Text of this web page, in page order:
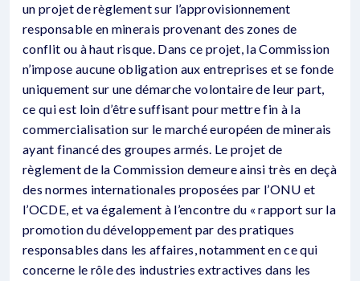
un projet de règlement sur l’approvisionnement
responsable en minerais provenant des zones de
conflit ou à haut risque. Dans ce projet, la Commission
n’impose aucune obligation aux entreprises et se fonde
uniquement sur une démarche volontaire de leur part,
ce qui est loin d’être suffisant pour mettre fin à la
commercialisation sur le marché européen de minerais
ayant financé des groupes armés. Le projet de
règlement de la Commission demeure ainsi très en deçà
des normes internationales proposées par l’ONU et
l’OCDE, et va également à l’encontre du « rapport sur la
promotion du développement par des pratiques
responsables dans les affaires, notamment en ce qui
concerne le rôle des industries extractives dans les